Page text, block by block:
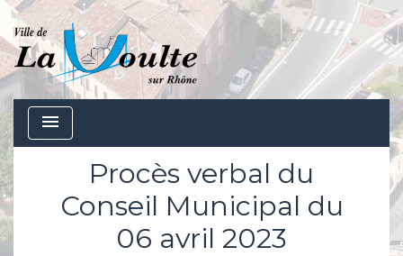
menu
Procès verbal du
Conseil Municipal du
06 avril 2023